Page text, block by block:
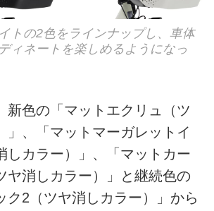
トの2色をラインナップし、車体
ィネートを楽しめるようになっ
新色の「マットエクリュ（ツ
」、「マットマーガレットイ
しカラー）」、「マットカー
ヤ消しカラー）」と継続色の
ク2（ツヤ消しカラー）」から